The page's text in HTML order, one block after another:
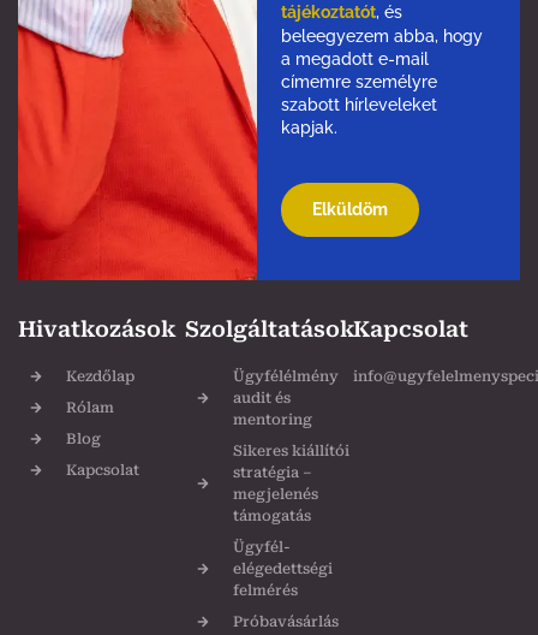
tájékoztatót, és
beleegyezem abba, hogy
a megadott e-mail
címemre személyre
szabott hírleveleket
kapjak.
leave
this
field
empty.
Hivatkozások
Kezdőlap
Rólam
Blog
Kapcsolat
Szolgáltatások
Ügyfélélmény
audit és
mentoring
Sikeres kiállítói
stratégia –
megjelenés
támogatás
Ügyfél-
elégedettségi
felmérés
Próbavásárlás
Kapcsolat